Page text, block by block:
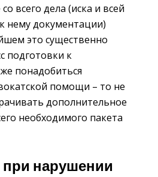
всего дела (иска и всей
нему документации)
это существенно
подготовки к
понадобиться
помощи – то не
дополнительное
необходимого пакета
при нарушении